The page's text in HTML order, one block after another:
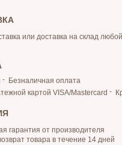
или доставка на склад
Безналичная оплата
картой VISA/Mastercard
гарантия от производителя
товара в течение 14 дней